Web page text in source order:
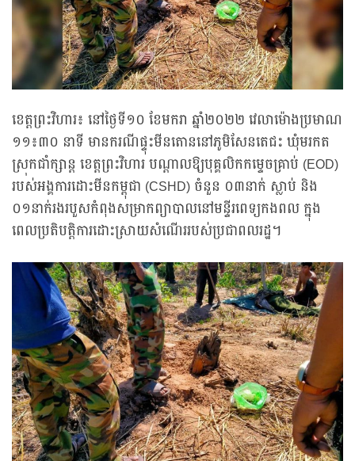
ខេត្តព្រះវិហារ៖ នៅថ្ងៃទី១០ ខែមករា ឆ្នាំ២០២២ វេលាម៉ោងប្រមាណ
១១៖៣០ នាទី មានករណីផ្ទុះមីនតោននៅភូមិសែនតេជះ ឃុំមរកត
ស្រុកជាំក្សាន្ត ខេត្តព្រះវិហារ បណ្តាលឱ្យបុគ្គលិកកម្ទេចគ្រាប់ (EOD)
របស់អង្គការដោះមីនកម្ពុជា (CSHD) ចំនួន ០៣នាក់ ស្លាប់ និង
០១នាក់រងរបួសកំពុងសម្រាកព្យាបាលនៅមន្ទីរពេទ្យកងពល ក្នុង
ពេលប្រតិបត្តិការដោះស្រាយសំណើររបស់ប្រជាពលរដ្ឋ។